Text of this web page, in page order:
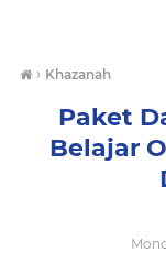
› Khazanah
Paket
Belajar